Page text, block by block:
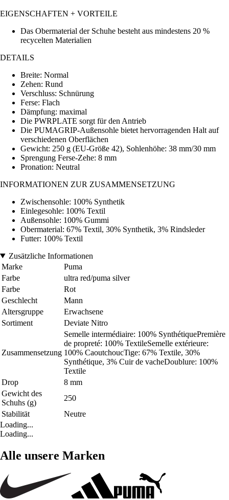
EIGENSCHAFTEN + VORTEILE
Das Obermaterial der Schuhe besteht aus mindestens 20 %
recycelten Materialien
DETAILS
Breite: Normal
Zehen: Rund
Verschluss: Schnürung
Ferse: Flach
Dämpfung: maximal
Die PWRPLATE sorgt für den Antrieb
Die PUMAGRIP-Außensohle bietet hervorragenden Halt auf
verschiedenen Oberflächen
Gewicht: 250 g (EU-Größe 42), Sohlenhöhe: 38 mm/30 mm
Sprengung Ferse-Zehe: 8 mm
Pronation: Neutral
INFORMATIONEN ZUR ZUSAMMENSETZUNG
Zwischensohle: 100% Synthetik
Einlegesohle: 100% Textil
Außensohle: 100% Gummi
Obermaterial: 67% Textil, 30% Synthetik, 3% Rindsleder
Futter: 100% Textil
Zusätzliche Informationen
Marke
Puma
Farbe
ultra red/puma silver
Farbe
Rot
Geschlecht
Mann
Altersgruppe
Erwachsene
Sortiment
Deviate Nitro
Zusammensetzung
Semelle intermédiaire: 100% SynthétiquePremière
de propreté: 100% TextileSemelle extérieure:
100% CaoutchoucTige: 67% Textile, 30%
Synthétique, 3% Cuir de vacheDoublure: 100%
Textile
Drop
8 mm
Gewicht des
Schuhs (g)
250
Stabilität
Neutre
Loading...
Loading...
Alle unsere Marken